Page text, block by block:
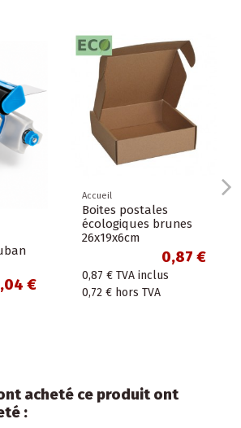
€
Accueil
Boites postales
écologiques brunes
26x19x6cm
0,87 €
0,87 € TVA inclus
0,72 € hors TVA
acheté ce produit ont
: